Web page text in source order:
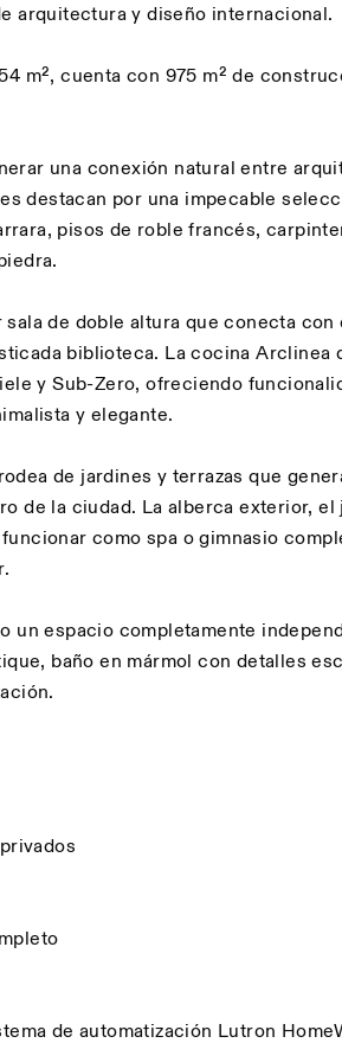
arquitectura y diseño internacional.
m², cuenta con 975 m² de
una conexión natural entre
destacan por una impecable
pisos de roble francés,
de doble altura que conecta
biblioteca. La cocina Arclinea
y Sub-Zero, ofreciendo
y elegante.
de jardines y terrazas que
de la ciudad. La alberca exterior,
como spa o gimnasio
un espacio completamente
baño en mármol con detalles
de automatización Lutron